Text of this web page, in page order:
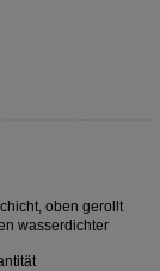
oben gerollt
wasserdichter